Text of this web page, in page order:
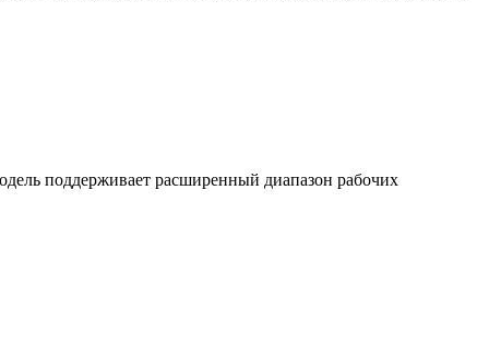
поддерживает расширенный диапазон рабочих